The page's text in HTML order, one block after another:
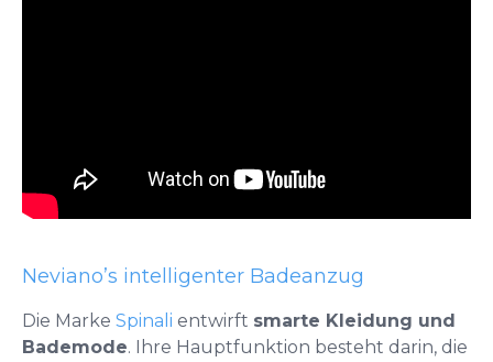
Neviano’s intelligenter Badeanzug
Die Marke Spinali entwirft smarte Kleidung und
Bademode. Ihre Hauptfunktion besteht darin, die